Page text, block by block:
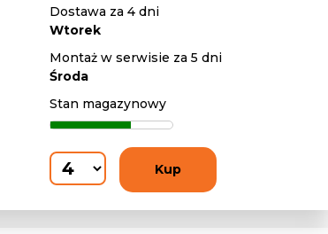
Dostawa za 4 dni
Wtorek
Montaż w serwisie za 5 dni
Środa
Stan magazynowy
Kup